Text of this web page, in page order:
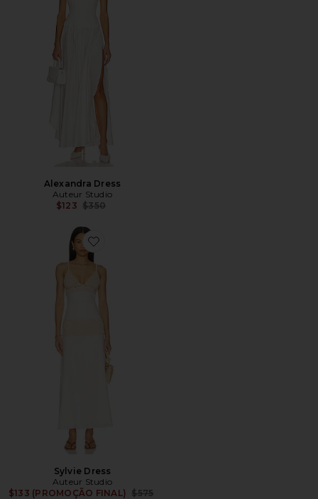
Alexandra Dress
Auteur Studio
$123 Previous price:
$350
Favorite Sylvie Dress
Sylvie Dress
Auteur Studio
$133 (PROMOÇÃO FINAL)
Previous price:
$575